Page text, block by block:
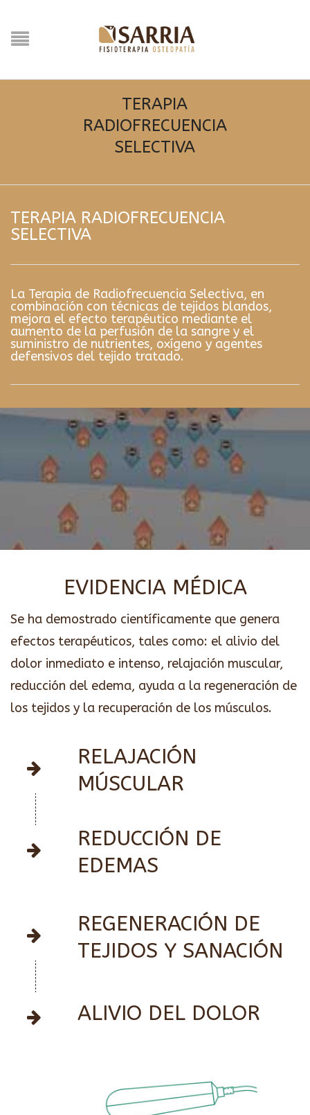
TERAPIA
RADIOFRECUENCIA
SELECTIVA
TERAPIA RADIOFRECUENCIA
SELECTIVA
La Terapia de Radiofrecuencia Selectiva, en
combinación con técnicas de tejidos blandos,
mejora el efecto terapéutico mediante el
aumento de la perfusión de la sangre y el
suministro de nutrientes, oxígeno y agentes
defensivos del tejido tratado.
EVIDENCIA MÉDICA
Se ha demostrado científicamente que genera
efectos terapéuticos, tales como: el alivio del
dolor inmediato e intenso, relajación muscular,
reducción del edema, ayuda a la regeneración de
los tejidos y la recuperación de los músculos.
RELAJACIÓN
MÚSCULAR
REDUCCIÓN DE
EDEMAS
REGENERACIÓN DE
TEJIDOS Y SANACIÓN
ALIVIO DEL DOLOR